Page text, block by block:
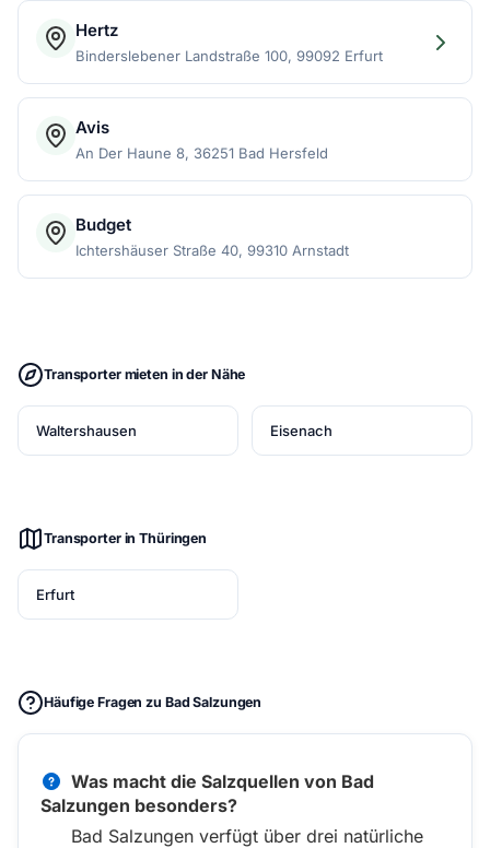
Hertz
Binderslebener Landstraße 100, 99092 Erfurt
Avis
An Der Haune 8, 36251 Bad Hersfeld
Budget
Ichtershäuser Straße 40, 99310 Arnstadt
Transporter mieten in der Nähe
Waltershausen Eisenach
Transporter in Thüringen
Erfurt
Häufige Fragen zu Bad Salzungen
Was macht die Salzquellen von Bad
Salzungen besonders?
Bad Salzungen verfügt über drei natürliche